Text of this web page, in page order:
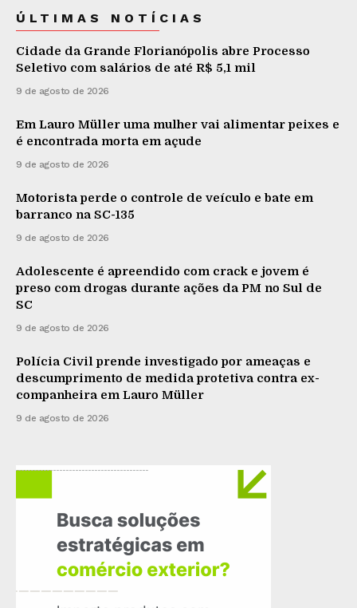
ÚLTIMAS NOTÍCIAS
Cidade da Grande Florianópolis abre Processo
Seletivo com salários de até R$ 5,1 mil
9 de agosto de 2026
Em Lauro Müller uma mulher vai alimentar peixes e
é encontrada morta em açude
9 de agosto de 2026
Motorista perde o controle de veículo e bate em
barranco na SC-135
9 de agosto de 2026
Adolescente é apreendido com crack e jovem é
preso com drogas durante ações da PM no Sul de
SC
9 de agosto de 2026
Polícia Civil prende investigado por ameaças e
descumprimento de medida protetiva contra ex-
companheira em Lauro Müller
9 de agosto de 2026